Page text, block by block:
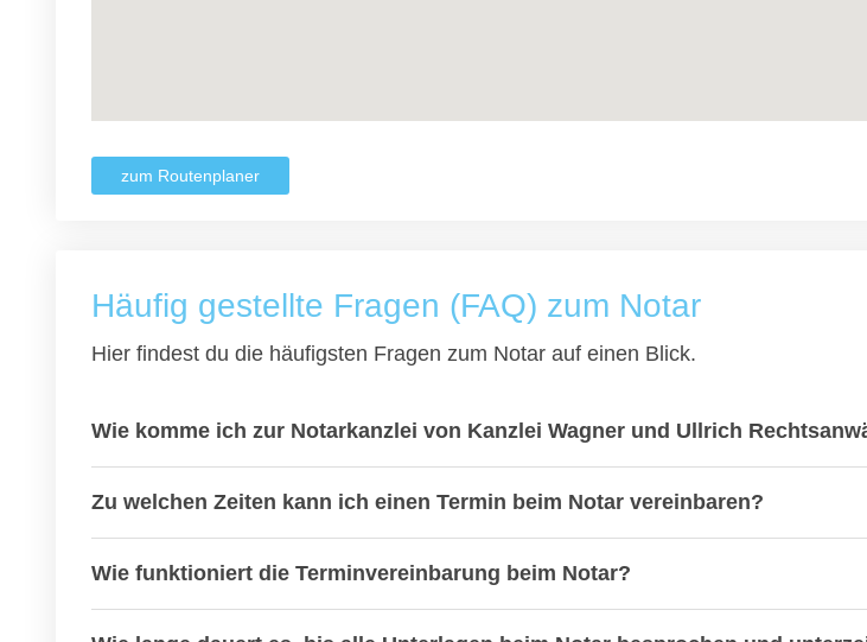
zum Routenplaner
Häufig gestellte Fragen (FAQ) zum Notar
Hier findest du die häufigsten Fragen zum Notar auf einen Blick.
Wie komme ich zur Notarkanzlei von Kanzlei Wagner und Ullrich
Zu welchen Zeiten kann ich einen Termin beim Notar vereinbaren?
Wie funktioniert die Terminvereinbarung beim Notar?